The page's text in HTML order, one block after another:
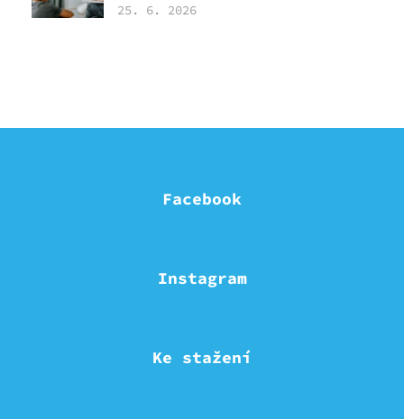
25. 6. 2026
Facebook
Instagram
Ke stažení